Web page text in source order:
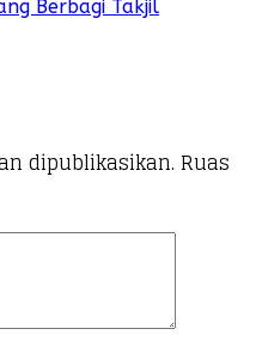
Berbagi Takjil
dipublikasikan. Ruas